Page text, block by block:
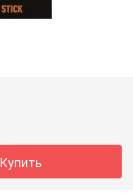
Купить